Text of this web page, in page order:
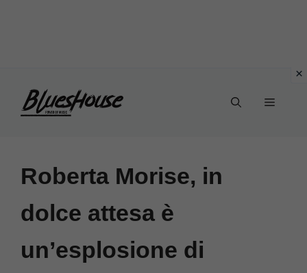
Menu
Roberta Morise, in
dolce attesa è
un’esplosione di